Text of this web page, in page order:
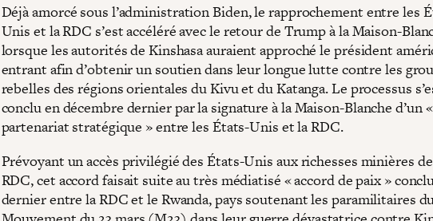
Déjà amorcé sous l’administration Biden, le rapprochement entre les
Unis et la RDC s’est accéléré avec le retour de Trump à la Maison-
lorsque les autorités de Kinshasa auraient approché le président
entrant afin d’obtenir un soutien dans leur longue lutte contre les
rebelles des régions orientales du Kivu et du Katanga. Le processus
conclu en décembre dernier par la signature à la Maison-Blanche d’un «
partenariat stratégique » entre les États-Unis et la RDC.
Prévoyant un accès privilégié des États-Unis aux richesses minières
RDC, cet accord faisait suite au très médiatisé « accord de paix »
dernier entre la RDC et le Rwanda, pays soutenant les paramilitaires